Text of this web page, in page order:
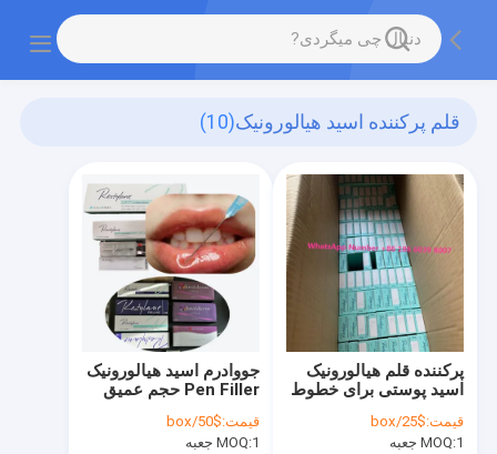
قلم پرکننده اسید هیالورونیک(10)
جووادرم اسید هیالورونیک
Pen Filler حجم عمیق
قیمت:$50/box
MOQ:1 جعبه
پرکننده قلم هیالورونیک
اسید پوستی برای خطوط
قیمت:$25/box
MOQ:1 جعبه